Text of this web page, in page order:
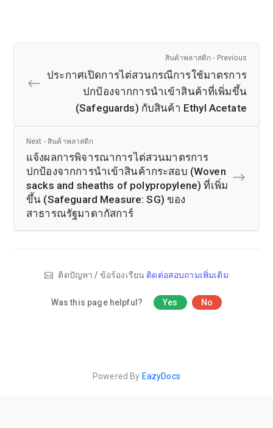
สินค้าพลาสติก - Previous
ประกาศเปิดการไต่สวนกรณีการใช้มาตรการ
ปกป้องจากการนำเข้าสินค้าที่เพิ่มขึ้น
(Safeguards) กับสินค้า Ethyl Acetate
Next - สินค้าพลาสติก
แจ้งผลการพิจารณาการไต่สวนมาตรการ
ปกป้องจากการนำเข้าสินค้ากระสอบ (Woven
sacks and sheaths of polypropylene) ที่เพิ่ม
ขึ้น (Safeguard Measure: SG) ของ
สาธารณรัฐมาดากัสการ์
ติดปัญหา / ข้อร้องเรียน ติดต่อสอบถามเพิ่มเติม
Was this page helpful? Yes No
Powered By EazyDocs